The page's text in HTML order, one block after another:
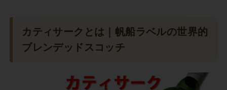
カティサークとは｜帆船ラベルの世界的
ブレンデッドスコッチ